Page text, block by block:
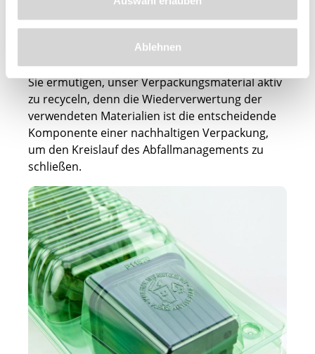
Ablehnen
heimischen Fichten hergestellt, ist zu 100 %
biologisch abbaubar und trägt zur Reduzierung
des Treibhauseffektes bei. Gerne möchten wir
Sie ermutigen, unser Verpackungsmaterial aktiv
zu recyceln, denn die Wiederverwertung der
verwendeten Materialien ist die entscheidende
Komponente einer nachhaltigen Verpackung,
um den Kreislauf des Abfallmanagements zu
schließen.